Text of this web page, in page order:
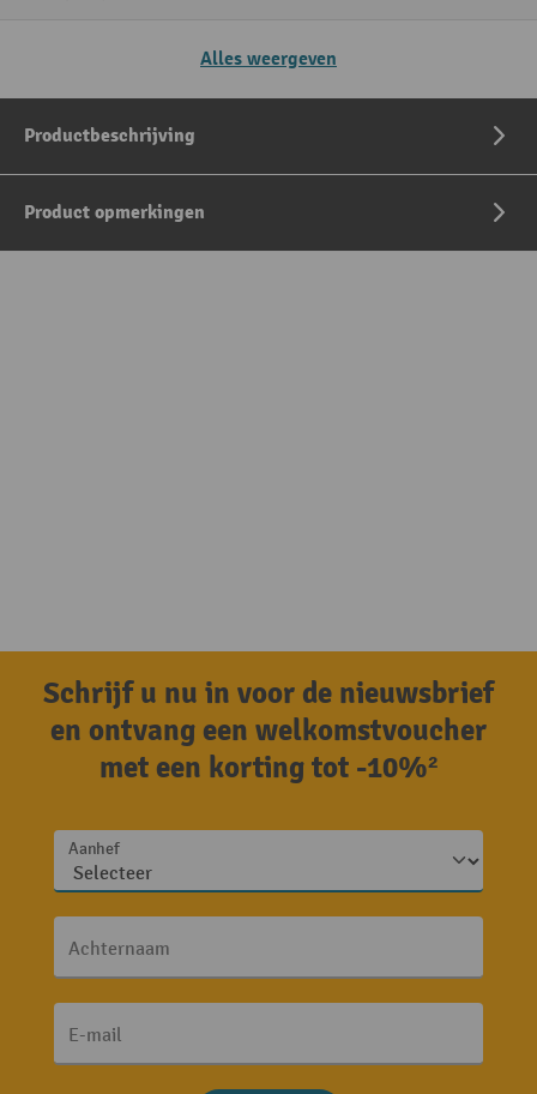
Alles weergeven
Productbeschrijving
Product opmerkingen
Schrijf u nu in voor de nieuwsbrief
en ontvang een welkomstvoucher
met een korting tot -10%²
Aanhef
Achternaam
E-mail